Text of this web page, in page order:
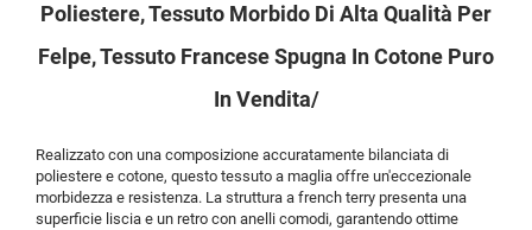
Poliestere, Tessuto Morbido Di Alta Qualità Per
Felpe, Tessuto Francese Spugna In Cotone Puro
In Vendita/
Realizzato con una composizione accuratamente bilanciata di
poliestere e cotone, questo tessuto a maglia offre un'eccezionale
morbidezza e resistenza. La struttura a french terry presenta una
superficie liscia e un retro con anelli comodi, garantendo ottime